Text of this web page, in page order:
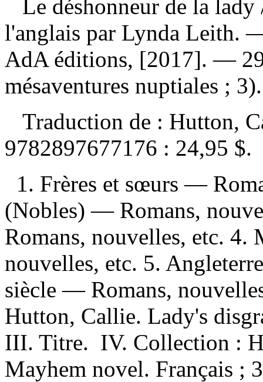
Le déshonneur de la lady
l'anglais par Lynda Leith.
AdA éditions, [2017]. —
mésaventures nuptiales ; 3).
Traduction de : Hutton,
9782897677176 : 24,95 $.
1. Frères et sœurs —
(Nobles) — Romans,
Romans, nouvelles, etc.
nouvelles, etc. 5.
siècle — Romans,
Hutton, Callie. Lady's
III. Titre. IV. Collection :
Mayhem novel. Français ;